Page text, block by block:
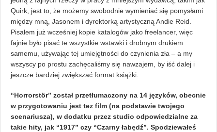
Quirk, jest to, że możemy swobodnie wymieniać się pomysłami
między mną, Jasonem i dyrektorką artystyczną Andie Reid.
Pisałem już wcześniej kopie katalogów jako freelancer, więc
fajnie było pisać te wszystkie wstawki i drobnym drukiem
samemu, używając tej umiejętności do czynienia zła – a my
wszyscy po prostu zachęcaliśmy się nawzajem, by iść dalej i
jeszcze bardziej zwiększać format książki.
“Horrorstör” został przetłumaczony na 14 języków, obecnie
w przygotowaniu jest tez film (na podstawie twojego
scenariusza), w dodatku przez studio odpowiedzialne za
takie hity, jak “1917” czy “Czarny łabędź”. Spodziewałeś